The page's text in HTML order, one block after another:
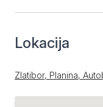
Lokacija
Zlatibor, Planina,